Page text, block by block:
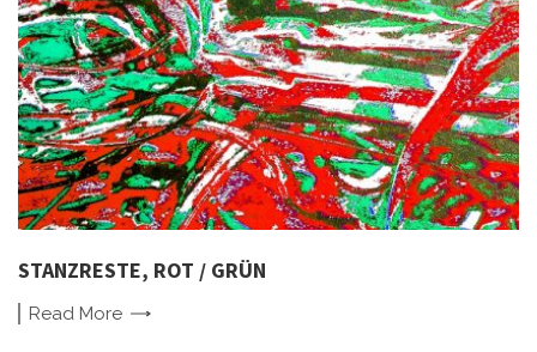
STANZRESTE, ROT / GRÜN
Read More